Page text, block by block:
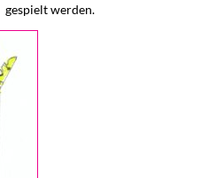
gespielt werden.